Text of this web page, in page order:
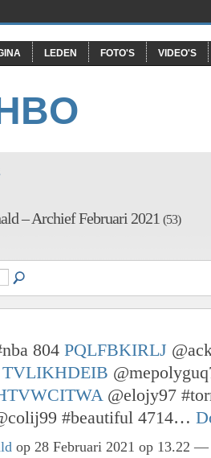
LEDEN FOTO'S VIDEO'S
– Archief Februari 2021 (53)
804 PQLFBKIRLJ
TVLIKHDEIB
@elojy97
#beautiful 4714…
op 28 Februari 2021 op 13.22 —